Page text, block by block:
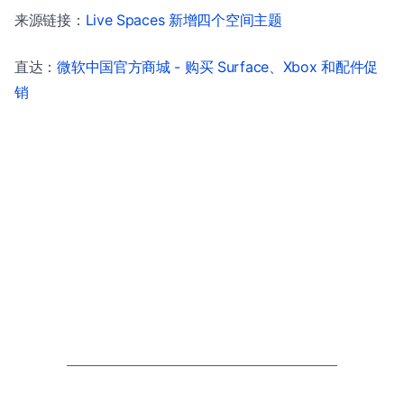
来源链接： Live Spaces 新增四个空间主题
直达：微软中国官方商城 - 购买 Surface、Xbox 和配件促
销